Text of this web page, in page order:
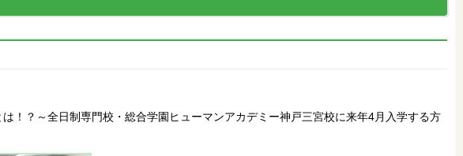
！？～全日制専門校・総合学園ヒューマンアカデミー神戸三宮校に来年4月入学する方